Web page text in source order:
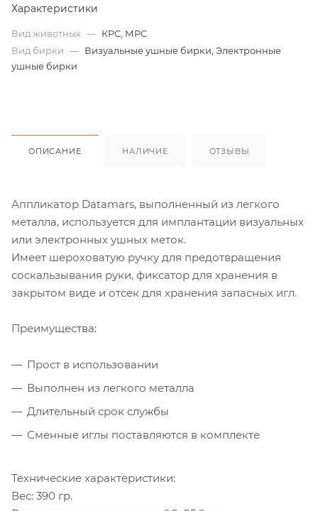
Характеристики
Вид животных — КРС, МРС
Вид бирки — Визуальные ушные бирки, Электронные
ушные бирки
ОПИСАНИЕ НАЛИЧИЕ ОТЗЫВЫ
Аппликатор Datamars, выполненный из легкого
металла, используется для имплантации визуальных
или электронных ушных меток.
Имеет шероховатую ручку для предотвращения
соскальзывания руки, фиксатор для хранения в
закрытом виде и отсек для хранения запасных игл.
Преимущества:
Прост в использовании
Выполнен из легкого металла
Длительный срок службы
Сменные иглы поставляются в комплекте
Технические характеристики:
Вес: 390 гр.